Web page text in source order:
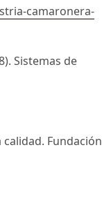
camaronera-
Sistemas de
calidad. Fundación